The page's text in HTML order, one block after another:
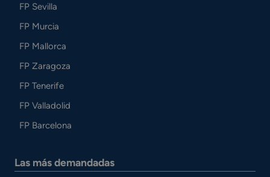
FP Sevilla
FP Murcia
FP Mallorca
FP Zaragoza
FP Tenerife
FP Valladolid
FP Barcelona
Las más demandadas